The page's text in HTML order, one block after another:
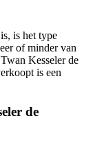
is het type
of minder van
Kesseler de
is een
de